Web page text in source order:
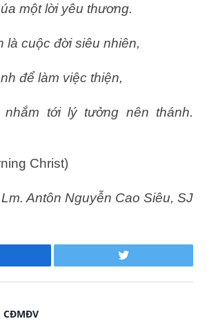
một lời yêu thương.
là cuộc đời siêu nhiên,
để làm việc thiện,
tới lý tưởng nên thánh.
Christ)
Lm. Antôn Nguyễn Cao Siêu, SJ
Twitter
CĐMĐV